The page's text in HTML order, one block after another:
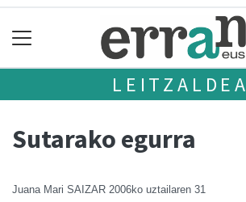
LEITZALDEA
Sutarako egurra
Juana Mari SAIZAR 2006ko uztailaren 31